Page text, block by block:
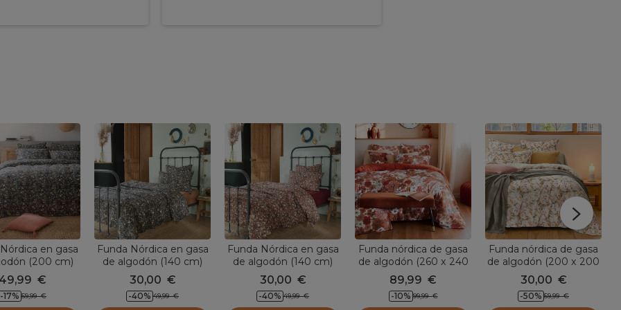
en gasa
(200 cm)
Azul noche
49,99 €
-17% 59,99 €
Funda Nórdica en gasa
de algodón (140 cm)
Constance Azul noche
30,00 €
-40% 49,99 €
Funda Nórdica en gasa
de algodón (140 cm)
Constance Camel
30,00 €
-40% 49,99 €
Funda nórdica de gasa
de algodón (260 x 240
cm) Gaïa azalea
Terracota
89,99 €
-10% 99,99 €
Funda nórdica de gasa
de algodón (200 x 200
cm) April Multicolor
30,00 €
-50% 59,99 €